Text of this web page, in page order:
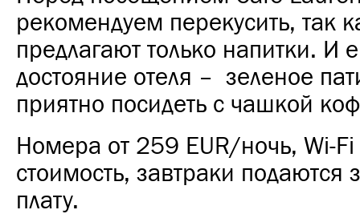
рекомендуем перекусить, так
предлагают только напитки. И
достояние отеля – зеленое
приятно посидеть с чашкой
Номера от 259 EUR/ночь, Wi-Fi
стоимость, завтраки подаются
плату.